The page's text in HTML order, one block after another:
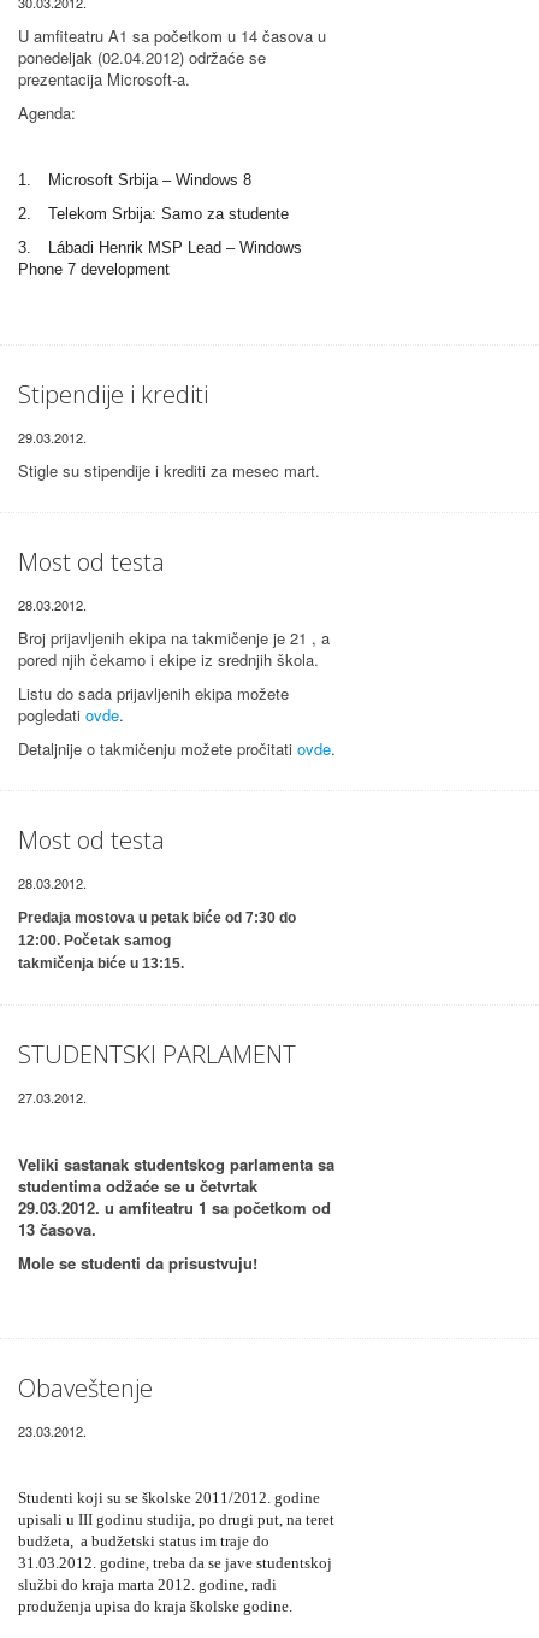
U amfiteatru A1 sa početkom u 14 časova u
ponedeljak (02.04.2012) održaće se
prezentacija Microsoft-a.
Agenda:
1.
Microsoft Srbija – Windows 8
2.
Telekom Srbija: Samo za studente
3.
Lábadi Henrik MSP Lead – Windows
Phone 7 development
Stipendije i krediti
29.03.2012.
Stigle su stipendije i krediti za mesec mart.
Most od testa
28.03.2012.
Broj prijavljenih ekipa na takmičenje je 21 , a
pored njih čekamo i ekipe iz srednjih škola.
Listu do sada prijavljenih ekipa možete
pogledati ovde.
Detaljnije o takmičenju možete pročitati ovde.
Most od testa
28.03.2012.
Predaja mostova u petak biće od 7:30 do
12:00. Početak samog
takmičenja biće u 13:15.
STUDENTSKI PARLAMENT
27.03.2012.
Veliki sastanak studentskog parlamenta sa
studentima odžaće se u četvrtak
29.03.2012. u amfiteatru 1 sa početkom od
13 časova.
Mole se studenti da prisustvuju!
Obaveštenje
23.03.2012.
Studenti koji su se školske 2011/2012. godine
upisali u III godinu studija, po drugi put, na teret
budžeta, a budžetski status im traje do
31.03.2012. godine, treba da se jave studentskoj
službi do kraja marta 2012. godine, radi
produženja upisa do kraja školske godine.